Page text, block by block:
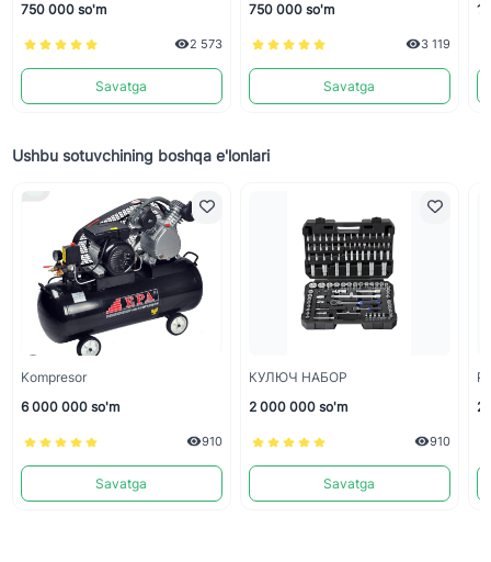
750 000 so'm
2 573
Savatga
750 000 so'm
3 119
Savatga
1
Ushbu sotuvchining boshqa e'lonlari
Kompresor
6 000 000 so'm
910
Savatga
КУЛЮЧ НАБОР
2 000 000 so'm
910
Savatga